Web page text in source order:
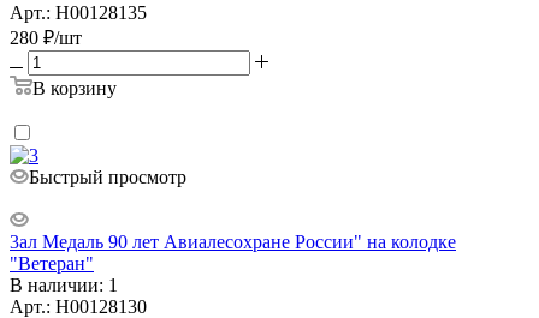
Арт.: Н00128135
280 ₽/шт
В корзину
Быстрый просмотр
3ал Медаль 90 лет Авиалесохране России" на колодке
"Ветеран"
В наличии: 1
Арт.: Н00128130